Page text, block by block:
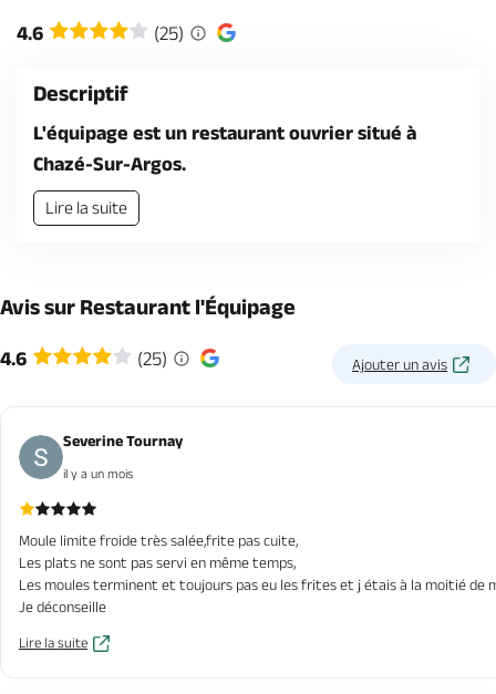
Brochures & Cartes Offices de tourisme
4.6 (25)
Descriptif
L'équipage est un restaurant ouvrier situé à
Chazé-Sur-Argos.
Lire la suite
Avis sur Restaurant l'Équipage
4.6 (25) Ajouter un avis
Severine Tournay
il y a un mois
Moule limite froide très salée,frite pas cuite,
Les plats ne sont pas servi en même temps,
Les moules terminent et toujours pas eu les frites et j étais à la moitié de
Je déconseille
Lire la suite